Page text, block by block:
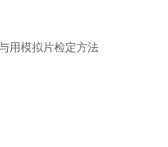
用模拟片检定方法